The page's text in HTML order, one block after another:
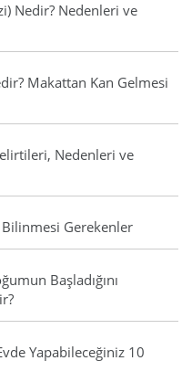
Nedir? Nedenleri ve
Makattan Kan Gelmesi
Nedenleri ve
Gerekenler
Başladığını
Yapabileceğiniz 10